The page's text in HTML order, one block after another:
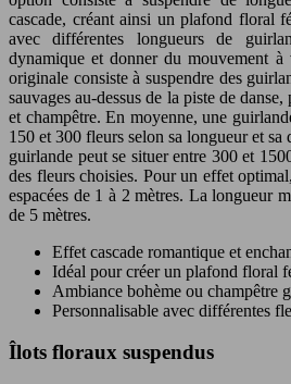
cascade, créant ainsi un plafond floral
avec différentes longueurs de
dynamique et donner du mouvement
originale consiste à suspendre des
sauvages au-dessus de la piste de
et champêtre. En moyenne, une
150 et 300 fleurs selon sa longueur et
guirlande peut se situer entre 300 et
des fleurs choisies. Pour un effet
espacées de 1 à 2 mètres. La longueur
de 5 mètres.
Effet cascade romantique et
Idéal pour créer un plafond floral
Ambiance bohème ou champêtre
Personnalisable avec différentes
Îlots floraux suspendus